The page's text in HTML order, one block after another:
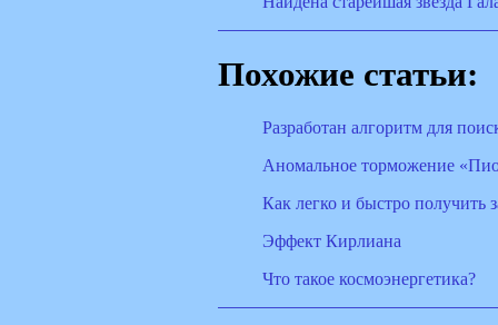
Похожие статьи:
Разработан алгоритм для
Аномальное торможение
Как легко и быстро получить
Эффект Кирлиана
Что такое космоэнергетика?